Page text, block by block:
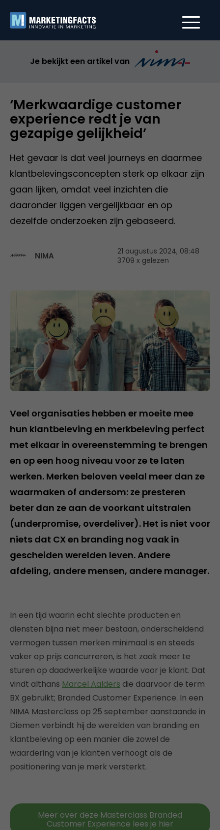
Je bekijkt een artikel van
‘Merkwaardige customer
experience redt je van
gezapige gelijkheid’
Het gevaar is dat veel journeys en daarmee
klantbelevingsconcepten sterk op elkaar zijn
gaan lijken, omdat veel inzichten die
daaronder liggen vergelijkbaar en op
dezelfde onderzoeken zijn gebaseerd.
NIMA
21 augustus 2024, 08:48
3709 x gelezen
Veel organisaties hebben er moeite mee
hun klantbeleving en merkbeleving perfect
met elkaar in overeenstemming te brengen
en op een hoog niveau voor ze te laten
werken. Merken beloven veelal meer dan ze
waarmaken of andersom: ze presteren
beter dan ze aan de voorkant uitstralen
(underpromise, overdeliver). Het is niet voor
niets dat CX en branding nog vaak in
gescheiden werelden leven. Andere
afdeling, andere mensen, andere manager.
In een tijd waarin echt slechte producten en
diensten bijna niet meer bestaan, onderscheidend
vermogen tussen merken minimaal is en steeds
vaker op prijs concurreren, is het zaak meer te
sturen op daadwerkelijke waarde voor je klant. Dat
vindt althans Marcel Aalders die daarvoor de term
BX gebruikt; Branded Customer Experience. In een
NIMA Masterclass op 25 september aanstaande in
Diemen verbindt hij de werelden van branding en
klantbeleving op een manier die zowel de
waardering van je klanten verhoogt als de
positionering van je merk versterkt.
Meer over deze Masterclass Branded
Customer Experience lees je hier